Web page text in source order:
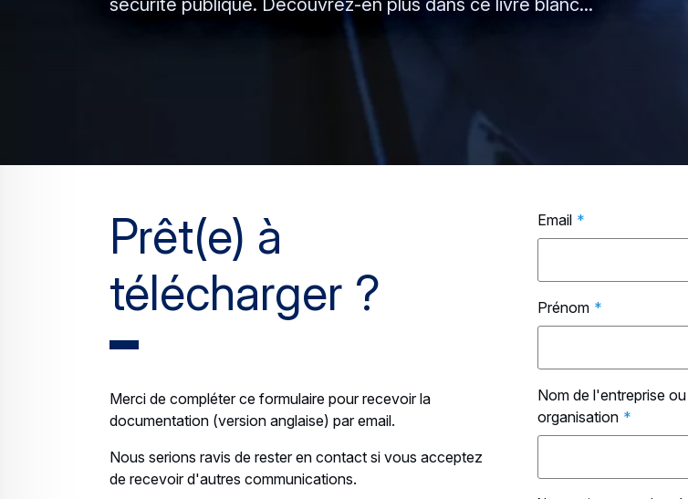
sécurité publique. Découvrez-en plus dans ce livre blanc...
Prêt(e) à
télécharger ?
Merci de compléter ce formulaire pour recevoir la
documentation (version anglaise) par email.
Nous serions ravis de rester en contact si vous acceptez
de recevoir d'autres communications.
Email *
Prénom *
Nom de l'entreprise ou
organisation *